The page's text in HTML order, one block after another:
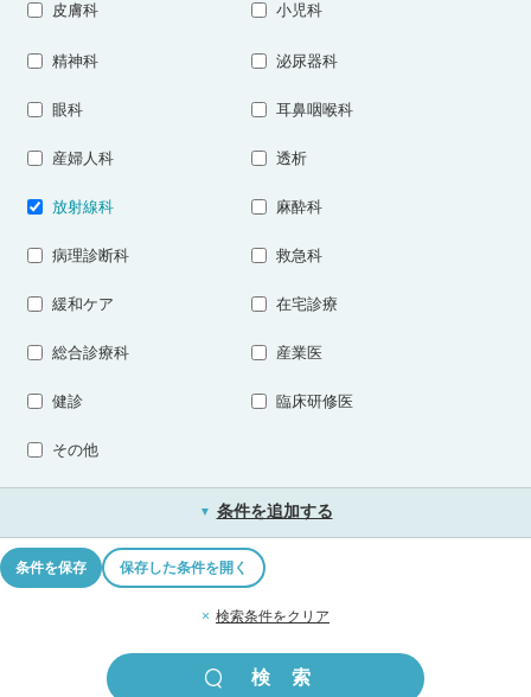
皮膚科 小児科
精神科 泌尿器科
眼科 耳鼻咽喉科
産婦人科 透析
放射線科 麻酔科
病理診断科 救急科
緩和ケア 在宅診療
総合診療科 産業医
健診 臨床研修医
その他
▼ 条件を追加する
条件を保存 保存した条件を開く
× 検索条件をクリア